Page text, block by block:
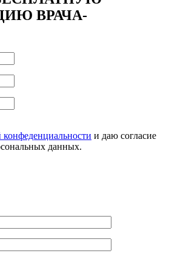
ВРАЧА-
конфеденциальности и даю согласие
данных.